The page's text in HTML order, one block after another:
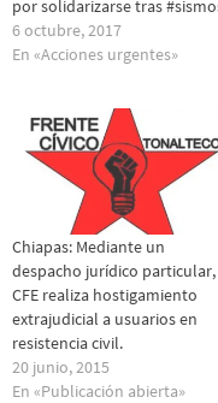
por solidarizarse tras
6 octubre, 2017
En «Acciones urgentes»
Chiapas: Mediante un
despacho jurídico particular,
CFE realiza hostigamiento
extrajudicial a usuarios en
resistencia civil.
20 junio, 2015
En «Publicación abierta»